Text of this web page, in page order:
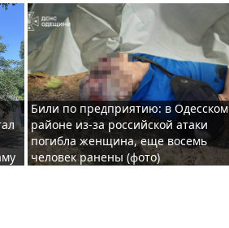
Били по предприятию: в Одесском
районе из-за российской атаки
погибла женщина, еще восемь
человек ранены (фото)